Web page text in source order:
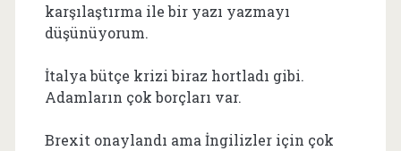
karşılaştırma ile bir yazı yazmayı
düşünüyorum.
İtalya bütçe krizi biraz hortladı gibi.
Adamların çok borçları var.
Brexit onaylandı ama İngilizler için çok